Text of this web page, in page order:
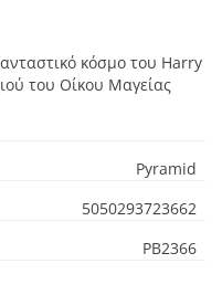
κόσμο του Harry
του Οίκου Μαγείας
Pyramid
5050293723662
PB2366